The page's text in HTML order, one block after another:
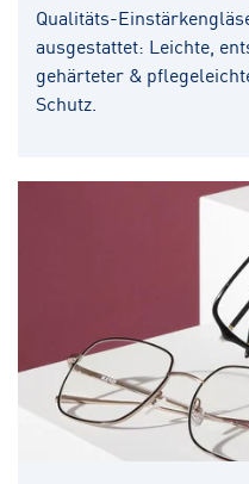
Qualitäts-
ausgestattet: Leichte,
gehärteter &
Schutz.